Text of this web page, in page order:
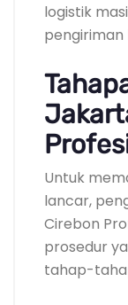
logistik
pengiriman
Untuk
lancar,
Cirebon
prosedur
tahap-